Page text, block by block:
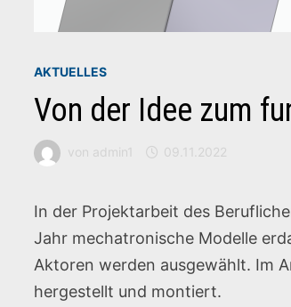
AKTUELLES
Von der Idee zum
von admin1 09.11.2022
In der Projektarbeit des
Jahr mechatronische Modelle
Aktoren werden ausgewählt. Im
hergestellt und montiert.